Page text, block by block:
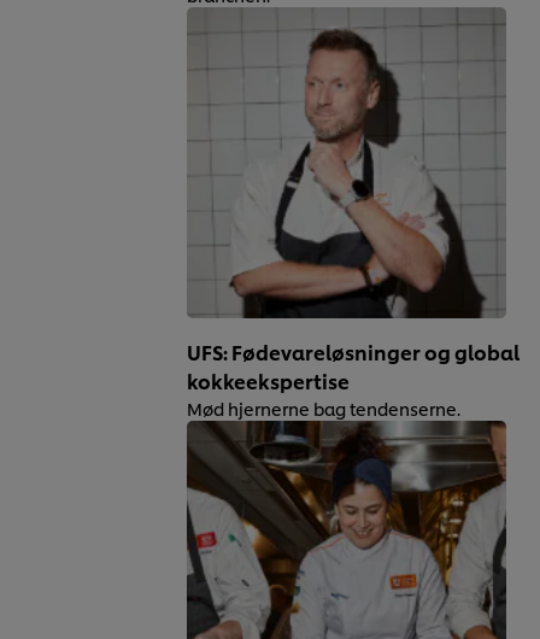
UFS: Fødevareløsninger og global
kokkeekspertise
Mød hjernerne bag tendenserne.